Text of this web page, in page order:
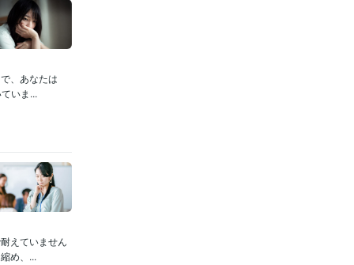
、あなたは
いま...
えていません
め、...